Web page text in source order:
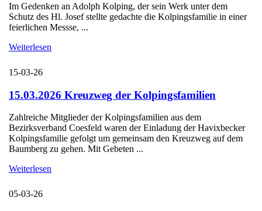
Im Gedenken an Adolph Kolping, der sein Werk unter dem
Schutz des Hl. Josef stellte gedachte die Kolpingsfamilie in einer
feierlichen Messse, ...
Weiterlesen
15-03-26
15.03.2026 Kreuzweg der Kolpingsfamilien
Zahlreiche Mitglieder der Kolpingsfamilien aus dem
Bezirksverband Coesfeld waren der Einladung der Havixbecker
Kolpingsfamilie gefolgt um gemeinsam den Kreuzweg auf dem
Baumberg zu gehen. Mit Gebeten ...
Weiterlesen
05-03-26